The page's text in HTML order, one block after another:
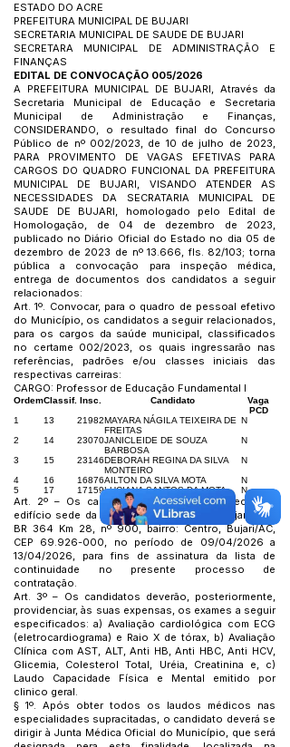
ESTADO DO ACRE
PREFEITURA MUNICIPAL DE BUJARI
SECRETARIA MUNICIPAL DE SAUDE DE BUJARI
SECRETARA MUNICIPAL DE ADMINISTRAÇÃO E
FINANÇAS
EDITAL DE CONVOCAÇÃO 005/2026
A PREFEITURA MUNICIPAL DE BUJARI, Através da
Secretaria Municipal de Educação e Secretaria
Municipal de Administração e Finanças,
CONSIDERANDO, o resultado final do Concurso
Público de nº 002/2023, de 10 de julho de 2023,
PARA PROVIMENTO DE VAGAS EFETIVAS PARA
CARGOS DO QUADRO FUNCIONAL DA PREFEITURA
MUNICIPAL DE BUJARI, VISANDO ATENDER AS
NECESSIDADES DA SECRATARIA MUNICIPAL DE
SAUDE DE BUJARI, homologado pelo Edital de
Homologação, de 04 de dezembro de 2023,
publicado no Diário Oficial do Estado no dia 05 de
dezembro de 2023 de nº 13.666, fls. 82/103; torna
pública a convocação para inspeção médica,
entrega de documentos dos candidatos a seguir
relacionados:
Art. 1º. Convocar, para o quadro de pessoal efetivo
do Município, os candidatos a seguir relacionados,
para os cargos da saúde municipal, classificados
no certame 002/2023, os quais ingressarão nas
referências, padrões e/ou classes iniciais das
respectivas carreiras:
CARGO: Professor de Educação Fundamental I
OrdemClassif. Insc. Candidato
Vaga
PCD
1
13 21982MAYARA NÁGILA TEIXEIRA DE
FREITAS
N
2
14 23070JANICLEIDE DE SOUZA
BARBOSA
N
3
15 23146DEBORAH REGINA DA SILVA
MONTEIRO
N
4
16 16876AILTON DA SILVA MOTA
N
5
17 17159LUCIANA SANTOS DA MOTA N
Art. 2º – Os candidatos deverão comparecer ao
edifício sede da Prefeitura Municipal de Bujari, sito
BR 364 Km 28, nº 900, bairro: Centro, Bujari/AC,
CEP 69.926-000, no período de 09/04/2026 a
13/04/2026, para fins de assinatura da lista de
continuidade no presente processo de
contratação.
Art. 3º – Os candidatos deverão, posteriormente,
providenciar, às suas expensas, os exames a seguir
especificados: a) Avaliação cardiológica com ECG
(eletrocardiograma) e Raio X de tórax, b) Avaliação
Clínica com AST, ALT, Anti HB, Anti HBC, Anti HCV,
Glicemia, Colesterol Total, Uréia, Creatinina e, c)
Laudo Capacidade Física e Mental emitido por
clinico geral.
§ 1º. Após obter todos os laudos médicos nas
especialidades supracitadas, o candidato deverá se
dirigir à Junta Médica Oficial do Município, que será